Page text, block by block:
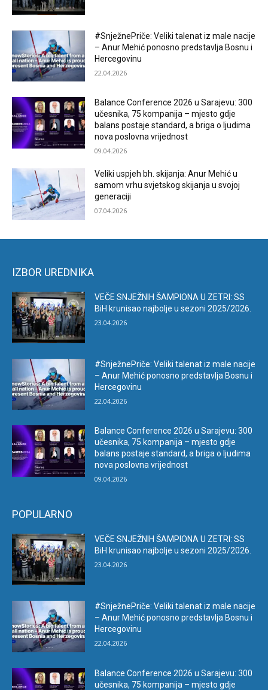
#SnježnePriče: Veliki talenat iz male nacije
– Anur Mehić ponosno predstavlja Bosnu i
Hercegovinu
22.04.2026
Balance Conference 2026 u Sarajevu: 300
učesnika, 75 kompanija – mjesto gdje
balans postaje standard, a briga o ljudima
nova poslovna vrijednost
09.04.2026
Veliki uspjeh bh. skijanja: Anur Mehić u
samom vrhu svjetskog skijanja u svojoj
generaciji
07.04.2026
IZBOR UREDNIKA
VEČE SNJEŽNIH ŠAMPIONA U ZETRI: SS
BiH krunisao najbolje u sezoni 2025/2026.
23.04.2026
#SnježnePriče: Veliki talenat iz male nacije
– Anur Mehić ponosno predstavlja Bosnu i
Hercegovinu
22.04.2026
Balance Conference 2026 u Sarajevu: 300
učesnika, 75 kompanija – mjesto gdje
balans postaje standard, a briga o ljudima
nova poslovna vrijednost
09.04.2026
POPULARNO
VEČE SNJEŽNIH ŠAMPIONA U ZETRI: SS
BiH krunisao najbolje u sezoni 2025/2026.
23.04.2026
#SnježnePriče: Veliki talenat iz male nacije
– Anur Mehić ponosno predstavlja Bosnu i
Hercegovinu
22.04.2026
Balance Conference 2026 u Sarajevu: 300
učesnika, 75 kompanija – mjesto gdje